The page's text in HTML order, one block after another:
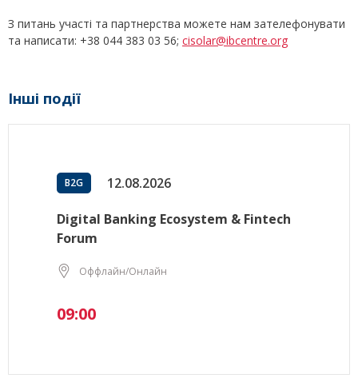
З питань участі та партнерства можете нам зателефонувати
та написати: +38 044 383 03 56; cisolar@ibcentre.org
Інші події
B2G 12.08.2026
Digital Banking Ecosystem & Fintech
Forum
Оффлайн/Онлайн
09:00